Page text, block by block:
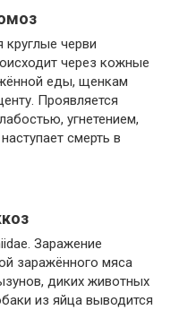
круглые черви
через кожные
еды, щенкам
Проявляется
угнетением,
смерть в
Заражение
заражённого мяса
диких животных
из яйца выводится